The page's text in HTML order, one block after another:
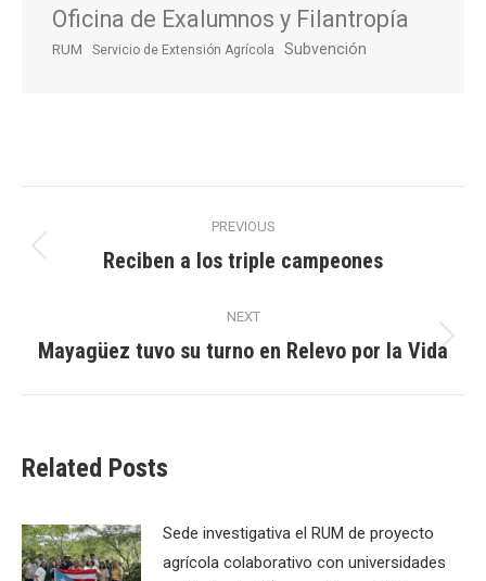
Oficina de Exalumnos y Filantropía
RUM Servicio de Extensión Agrícola Subvención
navigation
PREVIOUS
Previous
Reciben a los triple campeones
NEXT
Next
Mayagüez tuvo su turno en Relevo por la Vida
Related Posts
Sede investigativa el RUM de proyecto
agrícola colaborativo con universidades